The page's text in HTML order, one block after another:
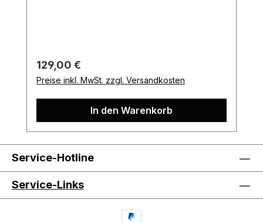
Regulärer Preis:
129,00 €
Preise inkl. MwSt. zzgl. Versandkosten
In den Warenkorb
Service-Hotline
Service-Links